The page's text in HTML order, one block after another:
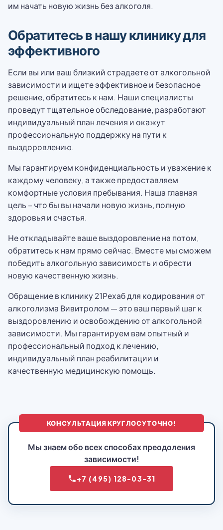
им начать новую жизнь без алкоголя.
Обратитесь в нашу клинику для
эффективного
Если вы или ваш близкий страдаете от алкогольной
зависимости и ищете эффективное и безопасное
решение, обратитесь к нам. Наши специалисты
проведут тщательное обследование, разработают
индивидуальный план лечения и окажут
профессиональную поддержку на пути к
выздоровлению.
Мы гарантируем конфиденциальность и уважение к
каждому человеку, а также предоставляем
комфортные условия пребывания. Наша главная
цель – что бы вы начали новую жизнь, полную
здоровья и счастья.
Не откладывайте ваше выздоровление на потом,
обратитесь к нам прямо сейчас. Вместе мы сможем
победить алкогольную зависимость и обрести
новую качественную жизнь.
Обращение в клинику 21Рехаб для кодирования от
алкоголизма Вивитролом — это ваш первый шаг к
выздоровлению и освобождению от алкогольной
зависимости. Мы гарантируем вам опытный и
профессиональный подход к лечению,
индивидуальный план реабилитации и
качественную медицинскую помощь.
КОНСУЛЬТАЦИЯ КРУГЛОСУТОЧНО!
Мы знаем обо всех способах преодоления
зависимости!
+7 (495) 128-03-31